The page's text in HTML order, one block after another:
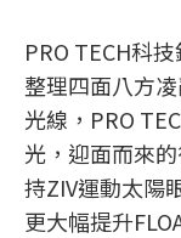
PRO TECH科
整理四面八方
光線，PRO
光，迎面而來
持ZIV運動太陽
更大幅提升